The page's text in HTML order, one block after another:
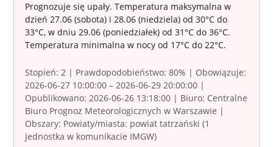
Prognozuje się upały. Temperatura maksymalna w
dzień 27.06 (sobota) i 28.06 (niedziela) od 30°C do
33°C, w dniu 29.06 (poniedziałek) od 31°C do 36°C.
Temperatura minimalna w nocy od 17°C do 22°C.
Stopień: 2 | Prawdopodobieństwo: 80% | Obowiązuje:
2026-06-27 10:00:00 – 2026-06-29 20:00:00 |
Opublikowano: 2026-06-26 13:18:00 | Biuro: Centralne
Biuro Prognoz Meteorologicznych w Warszawie |
Obszary: Powiaty/miasta: powiat tatrzański (1
jednostka w komunikacie IMGW)